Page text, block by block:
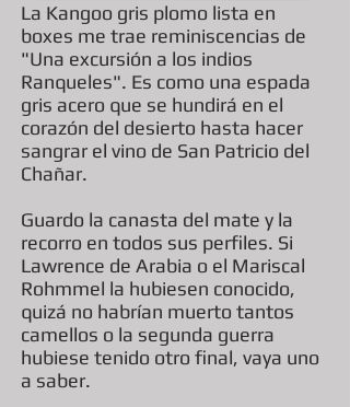
La Kangoo gris plomo lista en
boxes me trae reminiscencias de
"Una excursión a los indios
Ranqueles". Es como una espada
gris acero que se hundirá en el
corazón del desierto hasta hacer
sangrar el vino de San Patricio del
Chañar.
Guardo la canasta del mate y la
recorro en todos sus perfiles. Si
Lawrence de Arabia o el Mariscal
Rohmmel la hubiesen conocido,
quizá no habrían muerto tantos
camellos o la segunda guerra
hubiese tenido otro final, vaya uno
a saber.